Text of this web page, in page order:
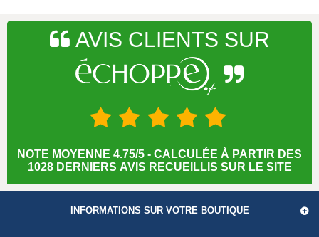
NOTE MOYENNE 4.75/5 - CALCULÉE À PARTIR DES
1028 DERNIERS AVIS RECUEILLIS SUR LE SITE
INFORMATIONS SUR VOTRE BOUTIQUE